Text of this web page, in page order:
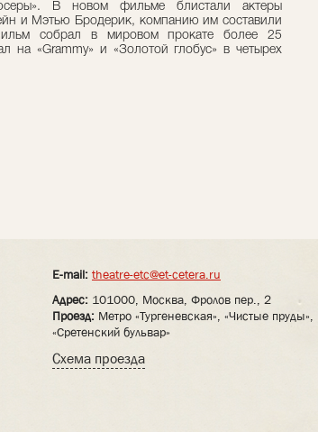
В новом фильме блистали актеры
и Мэтью Бродерик, компанию им составили
собрал в мировом прокате более 25
на «Grammy» и «Золотой глобус» в четырех
E-mail: theatre-etc@et-cetera.ru
Адрес: 101000, Москва, Фролов пер., 2
Проезд: Метро «Тургеневская», «Чистые пруды»,
«Сретенский бульвар»
Схема проезда